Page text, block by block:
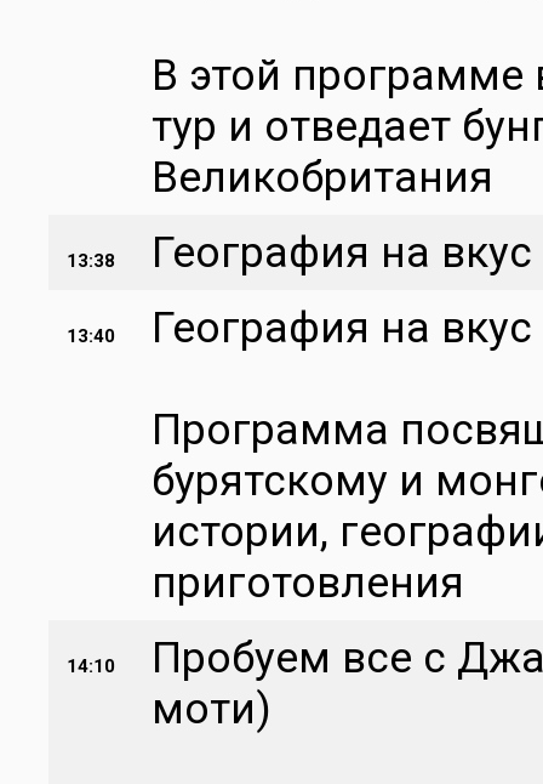
В этой программе
тур и отведает
Великобритания
13:38 География на
13:40
География на
Программа
бурятскому и
истории,
приготовления
14:10
Пробуем все с
моти)